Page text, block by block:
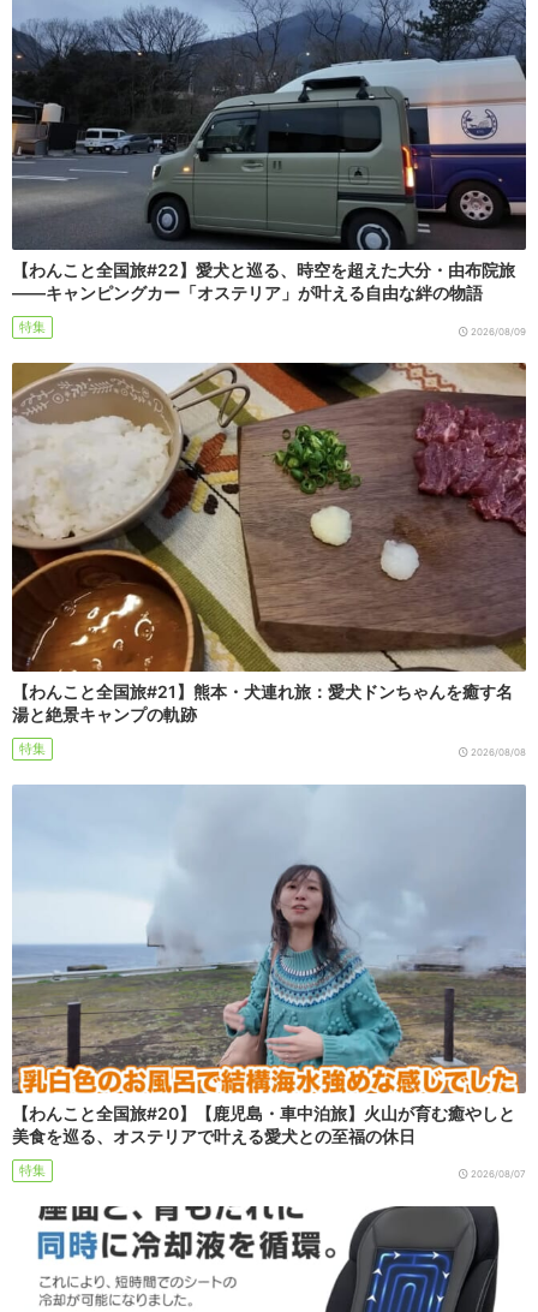
【わんこと全国旅#22】愛犬と巡る、時空を超えた大分・由布院旅
――キャンピングカー「オステリア」が叶える自由な絆の物語
特集 2026/08/09
【わんこと全国旅#21】熊本・犬連れ旅：愛犬ドンちゃんを癒す名
湯と絶景キャンプの軌跡
特集 2026/08/08
【わんこと全国旅#20】【鹿児島・車中泊旅】火山が育む癒やしと
美食を巡る、オステリアで叶える愛犬との至福の休日
特集 2026/08/07